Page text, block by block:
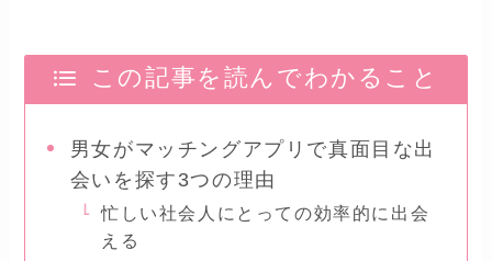
この記事を読んでわかること
男女がマッチングアプリで真面目な出
会いを探す3つの理由
忙しい社会人にとっての効率的に出会
える